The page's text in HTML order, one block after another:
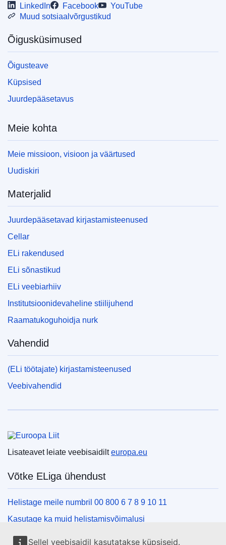
Sellel veebisaidil kasutatakse küpsiseid.
LinkedIn Facebook
YouTube
Muud sotsiaalvõrgustikud
Õigusküsimused
Õigusteave
Küpsised
Juurdepääsetavus
Meie kohta
Meie missioon, visioon ja väärtused
Uudiskiri
Materjalid
Juurdepääsetavad kirjastamisteenused
Cellar
ELi rakendused
ELi sõnastikud
ELi veebiarhiiv
Institutsioonidevaheline stiilijuhend
Raamatukoguhoidja nurk
Vahendid
(ELi töötajate) kirjastamisteenused
Veebivahendid
Euroopa Liit
Lisateavet leiate veebisaidilteuropa.eu
Võtke ELiga ühendust
Helistage meile numbril 00 800 6 7 8 9 10 11
Kasutage ka muid helistamisvõimalusi
Kirjutage meile kontaktvormi vahendusel